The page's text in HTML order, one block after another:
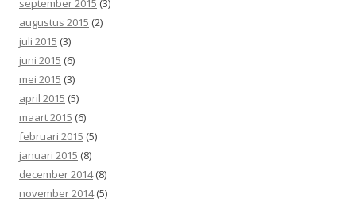
september 2015 (3)
augustus 2015 (2)
juli 2015 (3)
juni 2015 (6)
mei 2015 (3)
april 2015 (5)
maart 2015 (6)
februari 2015 (5)
januari 2015 (8)
december 2014(8)
november 2014(5)